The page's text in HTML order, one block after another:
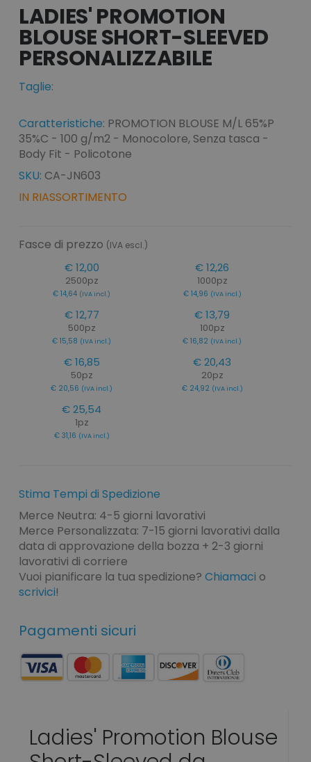
all'inizio
della
galleria
di
immagini
LADIES' PROMOTION
BLOUSE SHORT-SLEEVED
Taglie:
Caratteristiche: PROMOTION BLOUSE M/L 65%P
35%C - 100 g/m2 - Monocolore, Senza tasca -
Body Fit - Policotone
SKU: CA-JN603
IN RIASSORTIMENTO
Fasce di prezzo (IVA escl.)
€ 12,00
2500pz
€ 14,64 (IVA incl.)
€ 12,26
1000pz
€ 14,96 (IVA incl.)
€ 12,77
500pz
€ 15,58 (IVA incl.)
€ 13,79
100pz
€ 16,82 (IVA incl.)
€ 16,85
50pz
€ 20,56 (IVA incl.)
€ 20,43
20pz
€ 24,92 (IVA incl.)
€ 25,54
1pz
€ 31,16 (IVA incl.)
Stima Tempi di Spedizione
Merce Neutra: 4-5 giorni lavorativi
Merce Personalizzata: 7-15 giorni lavorativi dalla
data di approvazione della bozza + 2-3 giorni
lavorativi di corriere
Vuoi pianificare la tua spedizione? Chiamaci o
scrivici!
Pagamenti sicuri
Ladies' Promotion Blouse